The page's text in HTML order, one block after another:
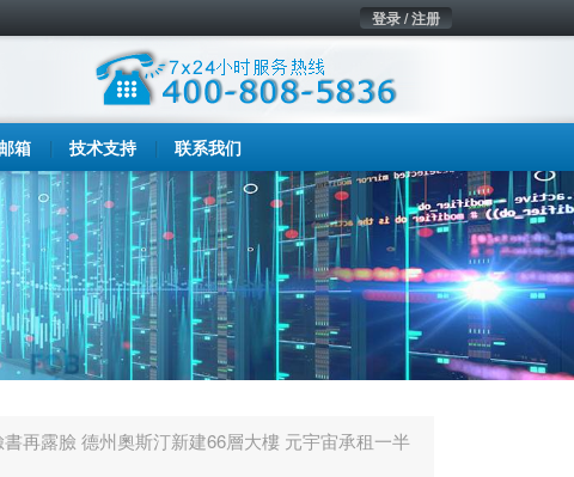
登录 / 注册
箱 技术支持 联系我们
書再露臉 德州奧斯汀新建66層大樓 元宇宙承租一半